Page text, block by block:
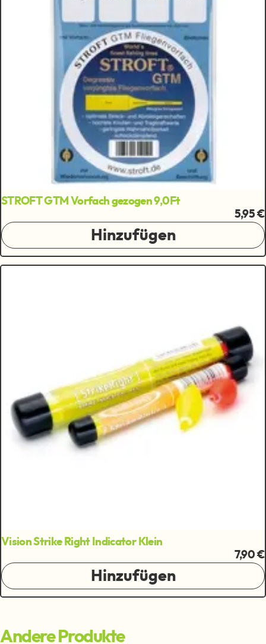
STROFT GTM Vorfach gezogen 9,0Ft
5,95 €
Hinzufügen
Vision Strike Right Indicator Klein
7,90 €
Hinzufügen
Andere Produkte